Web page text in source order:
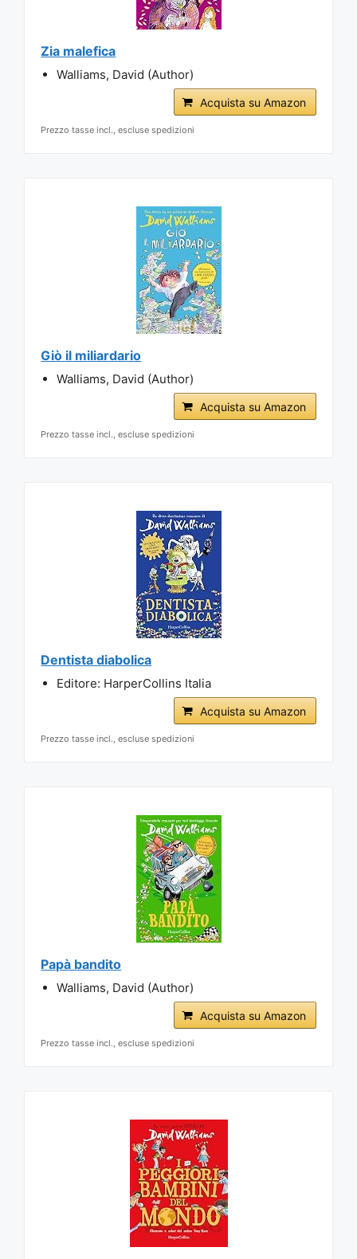
Zia malefica
Walliams, David (Author)
Acquista su Amazon
Prezzo tasse incl., escluse spedizioni
Giò il miliardario
Walliams, David (Author)
Acquista su Amazon
Prezzo tasse incl., escluse spedizioni
Dentista diabolica
Editore: HarperCollins Italia
Acquista su Amazon
Prezzo tasse incl., escluse spedizioni
Papà bandito
Walliams, David (Author)
Acquista su Amazon
Prezzo tasse incl., escluse spedizioni